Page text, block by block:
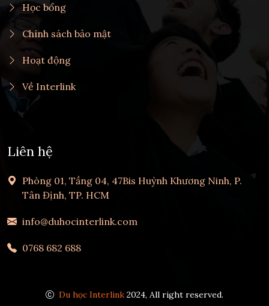
Học bổng
Chính sách bảo mật
Hoạt động
Về Interlink
Liên hệ
Phòng 01, Tầng 04, 47Bis Huỳnh Khương Ninh, P.
Tân Định, TP. HCM
info@duhocinterlink.com
0768 682 688
Du học Interlink 2024, All right reserved.